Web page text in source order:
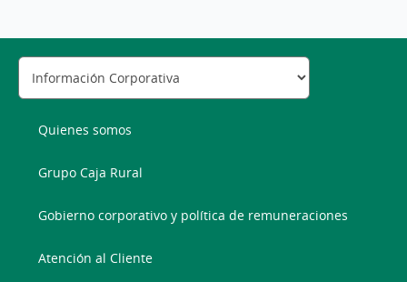
Quienes somos
Grupo Caja Rural
Gobierno corporativo y política de remuneraciones
Atención al Cliente